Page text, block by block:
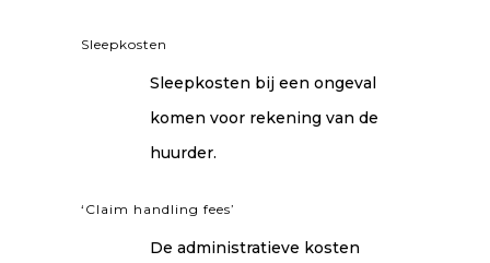
Sleepkosten
Sleepkosten bij een ongeval
komen voor rekening van de
huurder.
‘Claim handling fees’
De administratieve kosten